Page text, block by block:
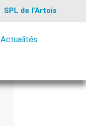
SPL de l’Artois
Actualités